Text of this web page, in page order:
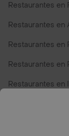
Restaurantes en
Restaurantes en
Restaurantes en
Restaurantes en
Restaurantes en
Restaurantes